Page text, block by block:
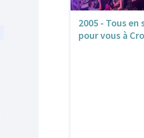
2005 - Tous
pour vous à